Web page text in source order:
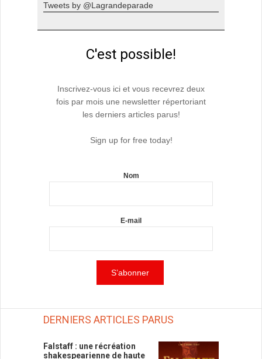
Tweets by @Lagrandeparade
C'est possible!
Inscrivez-vous ici et vous recevrez deux
fois par mois une newsletter répertoriant
les derniers articles parus!
Sign up for free today!
Nom
E-mail
DERNIERS ARTICLES PARUS
Falstaff : une récréation
shakespearienne de haute